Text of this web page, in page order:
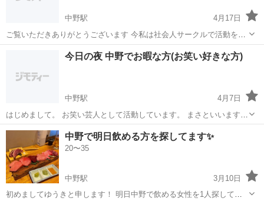
中野駅
4月17日
ご覧いただきありがとうございます 今私は社会人サークルで活動をし
ています 新たに一緒に活動してくれる仲間が欲しくて こちらで募集さ
せて貰いました。 今やってる活動としては ・オフ会などの趣味友作り
中野駅 その他 繋がり
今日の夜 中野でお暇な方(お笑い好きな方)
中野駅
4月7日
はじめまして。 お笑い芸人として活動しています。 まさといいます。
今日の夜中野でお笑いの催しがあり、 相方と中野にいるのですがお笑
いの話をしたり、アドバイス頂ける方を募集しています。 僕は男性で
相方は女性でどちらも20...
東京 中野区 中野駅 その他 お笑い
中野で明日飲める方を探してます✨
20〜35
中野駅
3月10日
初めましてゆうきと申します！ 明日中野で飲める女性を1人探してま